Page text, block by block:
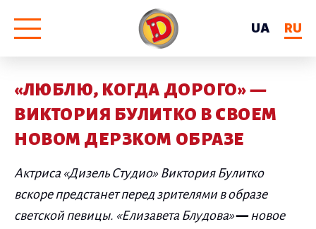
UA
RU
«ЛЮБЛЮ, КОГДА ДОРОГО» —
ВИКТОРИЯ БУЛИТКО В СВОЕМ
НОВОМ ДЕРЗКОМ ОБРАЗЕ
Актриса «Дизель Студио» Виктория Булитко
вскоре предстанет перед зрителями в образе
светской певицы. «Елизавета Блудова»—новое